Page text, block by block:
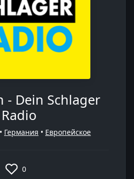
- Dein Schlager
Radio
Германия • Европейское
0